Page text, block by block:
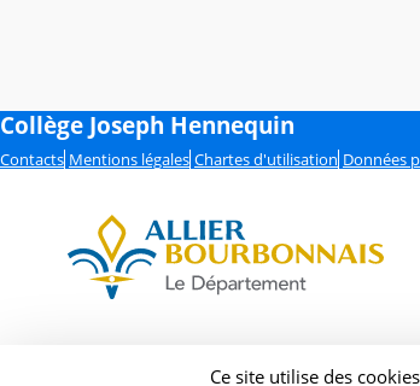
Collège Joseph Hennequin
Contacts Mentions légales Chartes d'utilisation Données
Ce site utilise des